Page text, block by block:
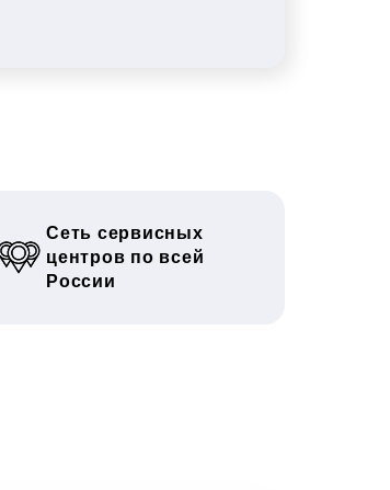
Сеть сервисных
центров по всей
России